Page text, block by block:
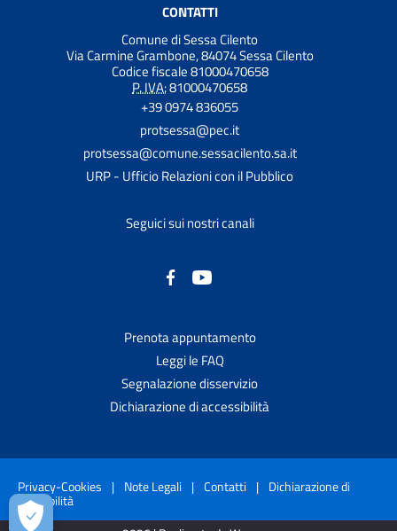
CONTATTI
Comune di Sessa Cilento
Via Carmine Grambone, 84074 Sessa Cilento
Codice fiscale 81000470658
P. IVA:81000470658
+39 0974 836055
protsessa@pec.it
protsessa@comune.sessacilento.sa.it
URP - Ufficio Relazioni con il Pubblico
Seguici sui nostri canali
Prenota appuntamento
Leggi le FAQ
Segnalazione disservizio
Dichiarazione di accessibilità
Privacy-Cookies | Note Legali | Contatti | Dichiarazione di
accessibilità